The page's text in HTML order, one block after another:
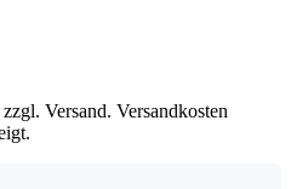
Versand. Versandkosten